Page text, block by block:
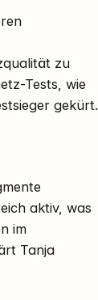
zu
Tests, wie
gekürt.
aktiv, was
im
Tanja